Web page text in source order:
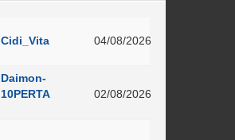
Cidi_Vita 04/08/2026
Daimon-
10PERTA
02/08/2026